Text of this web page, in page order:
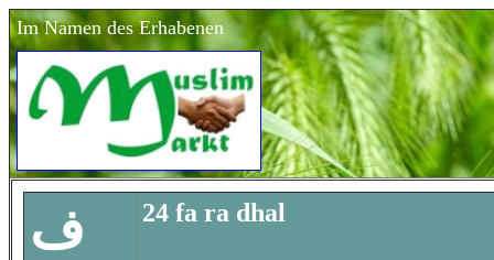
Im Namen des Erhabenen
ف 24 fa ra dhal